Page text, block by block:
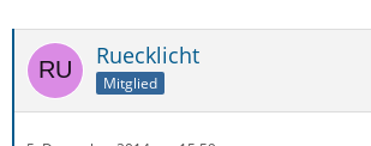
Ruecklicht
Mitglied